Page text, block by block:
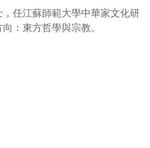
任江蘇師範大學中華家文化研
：東方哲學與宗教。